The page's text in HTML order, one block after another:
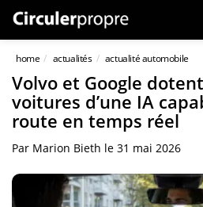
home actualités actualité automobile
Volvo et Google
voitures d’une IA
route en temps réel
Par Marion Bieth le 31 mai 2026